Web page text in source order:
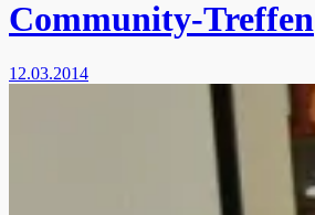
Community-Treffen
12.03.2014